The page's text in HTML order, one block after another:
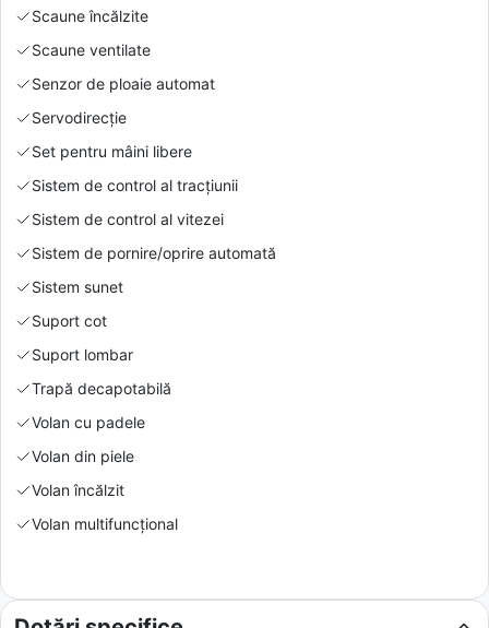
Scaune încălzite
Scaune ventilate
Senzor de ploaie automat
Servodirecție
Set pentru mâini libere
Sistem de control al tracțiunii
Sistem de control al vitezei
Sistem de pornire/oprire automată
Sistem sunet
Suport cot
Suport lombar
Trapă decapotabilă
Volan cu padele
Volan din piele
Volan încălzit
Volan multifuncțional